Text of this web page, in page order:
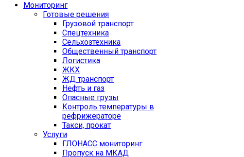
Мониторинг
Готовые решения
Грузовой транспорт
Спецтехника
Сельхозтехника
Общественный транспорт
Логистика
ЖКХ
ЖД транспорт
Нефть и газ
Опасные грузы
Контроль температуры в
рефрижераторе
Такси, прокат
Услуги
ГЛОНАСС мониторинг
Пропуск на МКАД